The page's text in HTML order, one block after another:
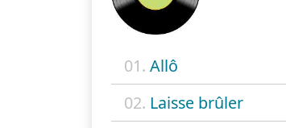
01. Allô
02. Laisse brûler